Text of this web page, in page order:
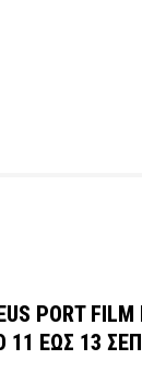
PORT
11 ΕΩΣ 13